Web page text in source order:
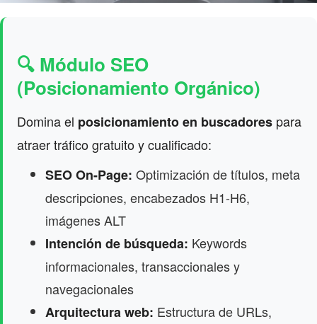
🔍 Módulo SEO
(Posicionamiento Orgánico)
Domina el posicionamiento en buscadores para
atraer tráfico gratuito y cualificado:
SEO On-Page: Optimización de títulos, meta
descripciones, encabezados H1-H6,
imágenes ALT
Intención de búsqueda: Keywords
informacionales, transaccionales y
navegacionales
Arquitectura web: Estructura de URLs,